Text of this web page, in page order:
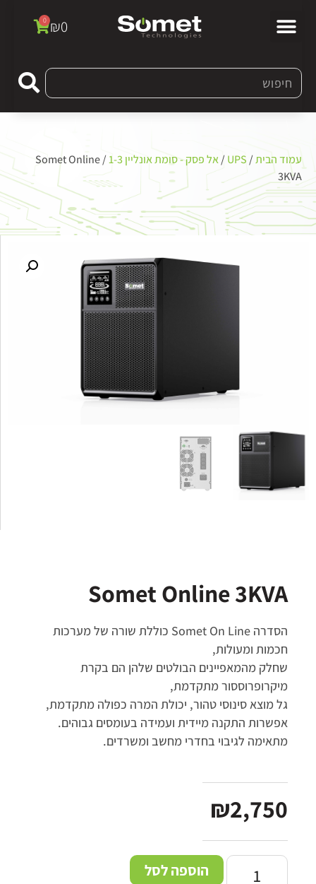
₪0
0
עמוד הבית/
UPS
/אל פסק - סומת אונליין 1-3
/ Somet Online
3KVA
Somet Online 3KVA
הסדרה Somet On Line כוללת שורה של מערכות
חכמות ומעולות,
שחלק מהמאפיינים הבולטים שלהן הם בקרת
מיקרופרוססור מתקדמת,
גל מוצא סינוסי טהור, יכולת המרה כפולה מתקדמת,
אפשרות התקנה מיידית ועמידה בעומסים גבוהים.
מתאימה לגיבוי בחדרי מחשב ומשרדים.
₪2,750
הוספה לסל